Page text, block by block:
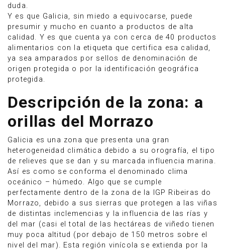
duda.
Y es que Galicia, sin miedo a equivocarse, puede
presumir y mucho en cuanto a productos de alta
calidad. Y es que cuenta ya con cerca de 40 productos
alimentarios con la etiqueta que certifica esa calidad,
ya sea amparados por sellos de denominación de
origen protegida o por la identificación geográfica
protegida.
Descripción de la zona: a
orillas del Morrazo
Galicia es una zona que presenta una gran
heterogeneidad climática debido a su orografía, el tipo
de relieves que se dan y su marcada influencia marina.
Así es como se conforma el denominado clima
oceánico – húmedo. Algo que se cumple
perfectamente dentro de la zona de la IGP Ribeiras do
Morrazo, debido a sus sierras que protegen a las viñas
de distintas inclemencias y la influencia de las rías y
del mar (casi el total de las hectáreas de viñedo tienen
muy poca altitud (por debajo de 150 metros sobre el
nivel del mar). Esta región vinícola se extienda por la